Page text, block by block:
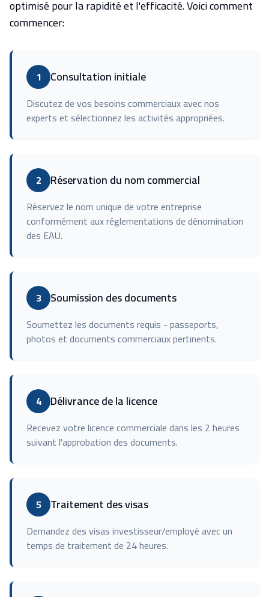
optimisé pour la rapidité et l'efficacité. Voici comment
commencer:
1 Consultation initiale
Discutez de vos besoins commerciaux avec nos
experts et sélectionnez les activités appropriées.
2 Réservation du nom commercial
Réservez le nom unique de votre entreprise
conformément aux réglementations de dénomination
des EAU.
3 Soumission des documents
Soumettez les documents requis - passeports,
photos et documents commerciaux pertinents.
4 Délivrance de la licence
Recevez votre licence commerciale dans les 2 heures
suivant l'approbation des documents.
5 Traitement des visas
Demandez des visas investisseur/employé avec un
temps de traitement de 24 heures.